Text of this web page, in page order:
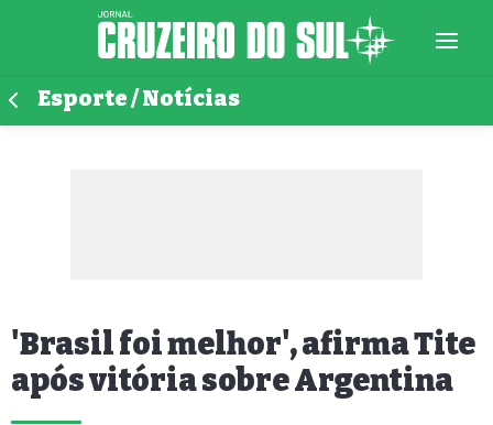
Esporte / Notícias
'Brasil foi melhor', afirma Tite
após vitória sobre Argentina